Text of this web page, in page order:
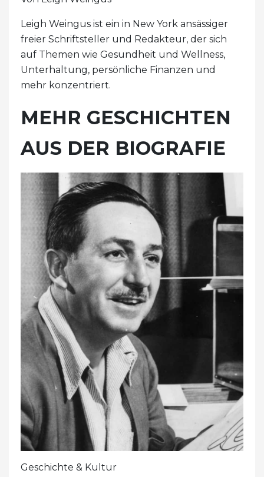
Leigh Weingus ist ein in New York ansässiger
freier Schriftsteller und Redakteur, der sich
auf Themen wie Gesundheit und Wellness,
Unterhaltung, persönliche Finanzen und
mehr konzentriert.
MEHR GESCHICHTEN
AUS DER BIOGRAFIE
Geschichte & Kultur